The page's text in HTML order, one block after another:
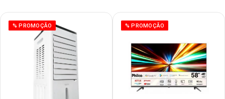
% PROMOÇÃO % PROMOÇÃO